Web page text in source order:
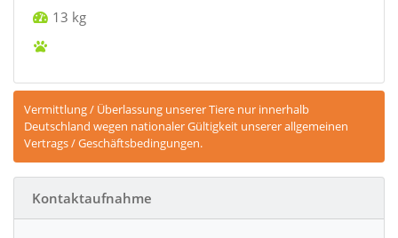
13 kg
Vermittlung / Überlassung unserer Tiere nur innerhalb
Deutschland wegen nationaler Gültigkeit unserer allgemeinen
Vertrags / Geschäftsbedingungen.
Kontaktaufnahme